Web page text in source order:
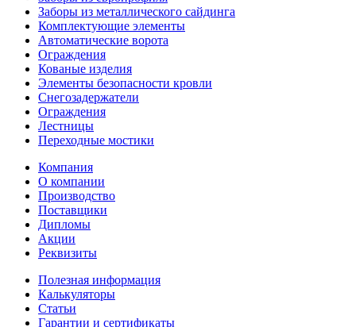
Заборы из металлического сайдинга
Комплектующие элементы
Автоматические ворота
Ограждения
Кованые изделия
Элементы безопасности кровли
Снегозадержатели
Ограждения
Лестницы
Переходные мостики
Компания
О компании
Производство
Поставщики
Дипломы
Акции
Реквизиты
Полезная информация
Калькуляторы
Статьи
Гарантии и сертификаты